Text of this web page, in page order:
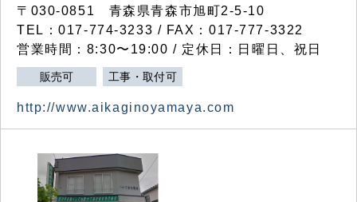
〒030-0851 青森県青森市旭町2-5-10
TEL：017-774-3233 / FAX：017-777-3322
営業時間：8:30〜19:00 / 定休日：日曜日、祝日
販売可 工事・取付可
http://www.aikaginoyamaya.com